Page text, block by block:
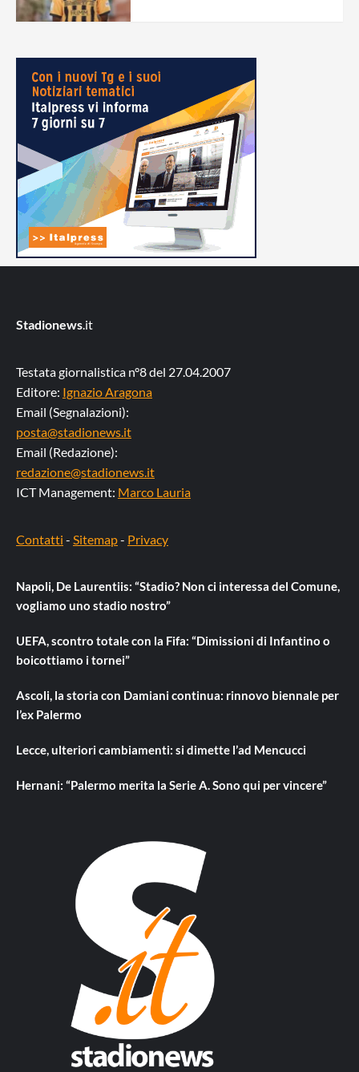
Stadionews.it
Testata giornalistica n°8 del 27.04.2007
Editore: Ignazio Aragona
Email (Segnalazioni):
posta@stadionews.it
Email (Redazione):
redazione@stadionews.it
ICT Management: Marco Lauria
Contatti - Sitemap- Privacy
Napoli, De Laurentiis: “Stadio? Non ci interessa del Comune,
vogliamo uno stadio nostro”
UEFA, scontro totale con la Fifa: “Dimissioni di Infantino o
boicottiamo i tornei”
Ascoli, la storia con Damiani continua: rinnovo biennale per
l’ex Palermo
Lecce, ulteriori cambiamenti: si dimette l’ad Mencucci
Hernani: “Palermo merita la Serie A. Sono qui per vincere”